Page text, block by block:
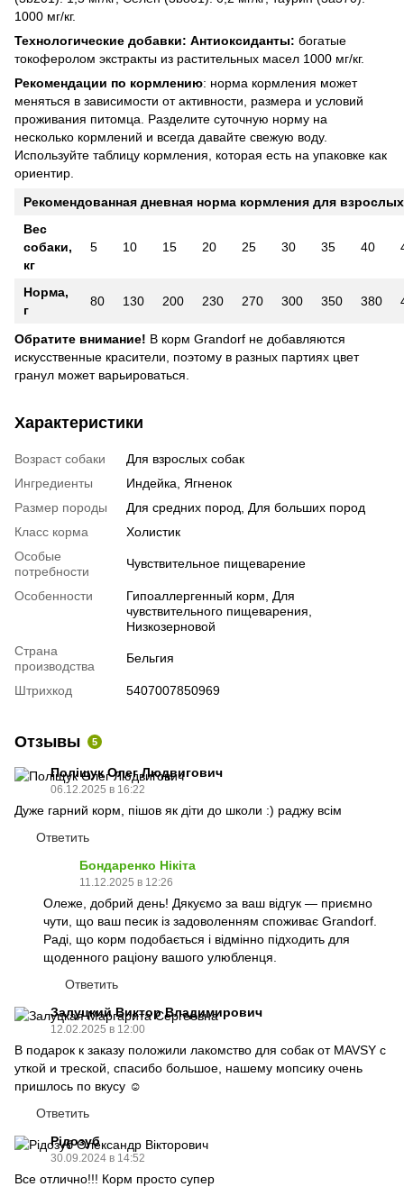
1000 мг/кг.
Технологические добавки: Антиоксиданты: богатые
токоферолом экстракты из растительных масел 1000 мг/кг.
Рекомендации по кормлению: норма кормления может
меняться в зависимости от активности, размера и условий
проживания питомца. Разделите суточную норму на
несколько кормлений и всегда давайте свежую воду.
Используйте таблицу кормления, которая есть на упаковке как
ориентир.
Рекомендованная дневная норма кормления для
Вес
собаки,
кг
5 10 15 20 25 30 35 40
Норма,
г
80 130 200 230 270 300 350 380
Обратите внимание! В корм Grandorf не добавляются
искусственные красители, поэтому в разных партиях цвет
гранул может варьироваться.
Характеристики
Возраст собаки
Для взрослых собак
Ингредиенты
Индейка, Ягненок
Размер породы
Для средних пород, Для больших пород
Класс корма
Холистик
Особые
потребности
Чувствительное пищеварение
Особенности
Гипоаллергенный корм, Для
чувствительного пищеварения,
Низкозерновой
Страна
производства
Бельгия
Штрихкод 5407007850969
Отзывы 5
Поліщук Олег Людвигович
06.12.2025 в 16:22
Дуже гарний корм, пішов як діти до школи :) раджу всім
Ответить
Бондаренко Нікіта
11.12.2025 в 12:26
Олеже, добрий день! Дякуємо за ваш відгук — приємно
чути, що ваш песик із задоволенням споживає Grandorf.
Раді, що корм подобається і відмінно підходить для
щоденного раціону вашого улюбленця.
Ответить
Залуцкий Виктор Владимирович
12.02.2025 в 12:00
В подарок к заказу положили лакомство для собак от MAVSY с
уткой и треской, спасибо большое, нашему мопсику очень
пришлось по вкусу ☺️
Ответить
Рідозуб
30.09.2024 в 14:52
Все отлично!!! Корм просто супер